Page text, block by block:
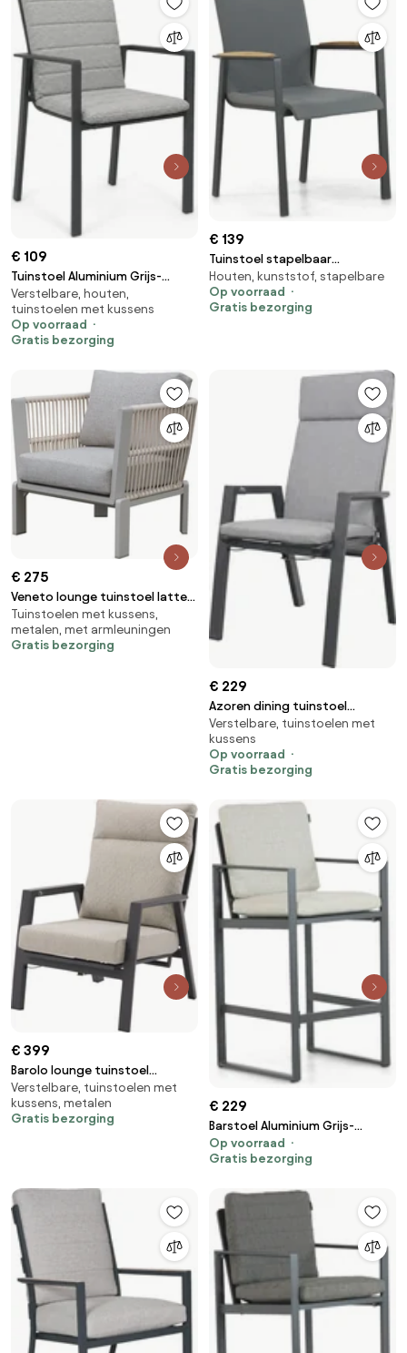
€ 109
Tuinstoel Aluminium Grijs-
antraciet Lifestyle Garden
Furniture Timo antraciet/earth
Verstelbare, houten,
tuinstoelen met kussens
Op voorraad
Gratis bezorging
€ 139
Tuinstoel stapelbaar
Aluminium/textileen Grijs-
antraciet Lifestyle Garden
Furniture Brandon
Houten, kunststof, stapelbare
Op voorraad
Gratis bezorging
€ 275
Veneto lounge tuinstoel latte
zand aluminium rope
Tuinstoelen met kussens,
metalen, met armleuningen
Gratis bezorging
€ 229
Azoren dining tuinstoel
verstelbaar (incl. kussen) -
Antraciet
Verstelbare, tuinstoelen met
kussens
Op voorraad
Gratis bezorging
€ 399
Barolo lounge tuinstoel
verstelbaar aluminium
antraciet
Verstelbare, tuinstoelen met
kussens, metalen
Gratis bezorging
€ 229
Barstoel Aluminium Grijs-
antraciet Lifestyle Garden
Furniture Nuno
Op voorraad
Gratis bezorging